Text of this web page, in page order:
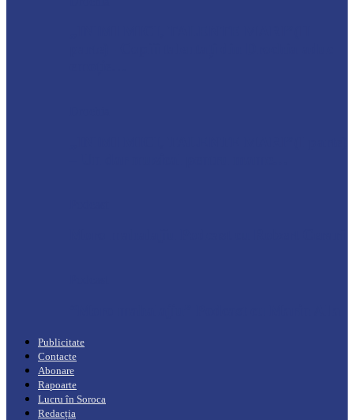
Publicitate
Contacte
Abonare
Rapoarte
Lucru în Soroca
Redacția